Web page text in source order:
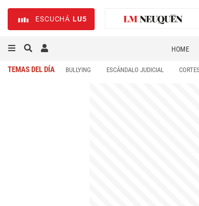
ESCUCHÁ LU5
HOME
TEMAS DEL DÍA BULLYING ESCÁNDALO JUDICIAL